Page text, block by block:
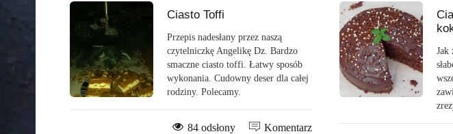
Ciasto Toffi
Przepis nadesłany przez naszą
czytelniczkę Angelikę Dz. Bardzo
smaczne ciasto toffi. Łatwy sposób
wykonania. Cudowny deser dla całej
rodziny. Polecamy.
Komentarz
84 odsłony
Jak